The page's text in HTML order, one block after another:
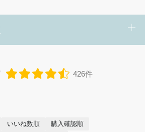
426件
いいね数順
購入確認順